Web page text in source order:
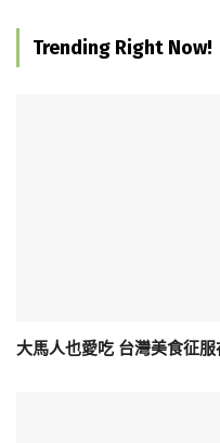
Trending Right Now!
大馬人也愛吃 台灣美食征